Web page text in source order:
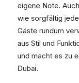
eigene Note.
wie sorgfältig
Gäste rundum
aus Stil und
und macht es zu
Dubai.